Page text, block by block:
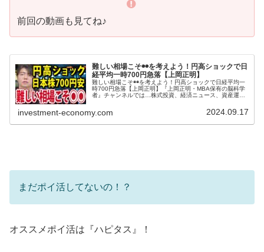
前回の動画も見てね♪
難しい相場こそ◉◉を考えよう！円高ショックで日
経平均一時700円急落【上岡正明】
難しい相場こそ◉◉を考えよう！円高ショックで日経平均一
時700円急落【上岡正明】『上岡正明・MBA保有の脳科学
者』チャンネルでは…株式投資、経済ニュース、資産運
investment-economy.com 2024.09.17
まだポイ活してないの！？
オススメポイ活は『ハピタス』！